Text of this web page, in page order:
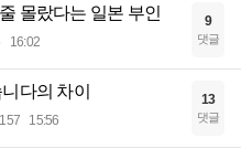
몰랐다는 일본 부인
16:02
9
댓글
다의 차이
15:56
13
댓글